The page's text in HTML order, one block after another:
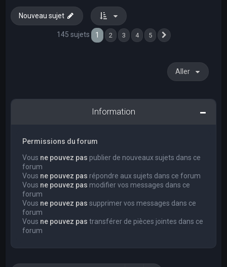
Nouveau sujet
145 sujets 1 2 3 4 5
Aller
Information
Permissions du forum
Vous ne pouvez pas publier de nouveaux sujets dans ce
forum
Vous ne pouvez pas répondre aux sujets dans ce forum
Vous ne pouvez pas modifier vos messages dans ce
forum
Vous ne pouvez pas supprimer vos messages dans ce
forum
Vous ne pouvez pas transférer de pièces jointes dans ce
forum